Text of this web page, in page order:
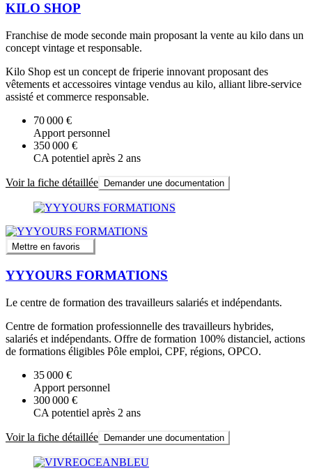
KILO SHOP
Franchise de mode seconde main proposant la vente au kilo dans un
concept vintage et responsable.
Kilo Shop est un concept de friperie innovant proposant des
vêtements et accessoires vintage vendus au kilo, alliant libre-service
assisté et commerce responsable.
70 000 €
Apport personnel
350 000 €
CA potentiel après 2 ans
Voir la fiche détaillée Demander une documentation
Mettre en favoris
YYYOURS FORMATIONS
Le centre de formation des travailleurs salariés et indépendants.
Centre de formation professionnelle des travailleurs hybrides,
salariés et indépendants. Offre de formation 100% distanciel, actions
de formations éligibles Pôle emploi, CPF, régions, OPCO.
35 000 €
Apport personnel
300 000 €
CA potentiel après 2 ans
Voir la fiche détaillée Demander une documentation